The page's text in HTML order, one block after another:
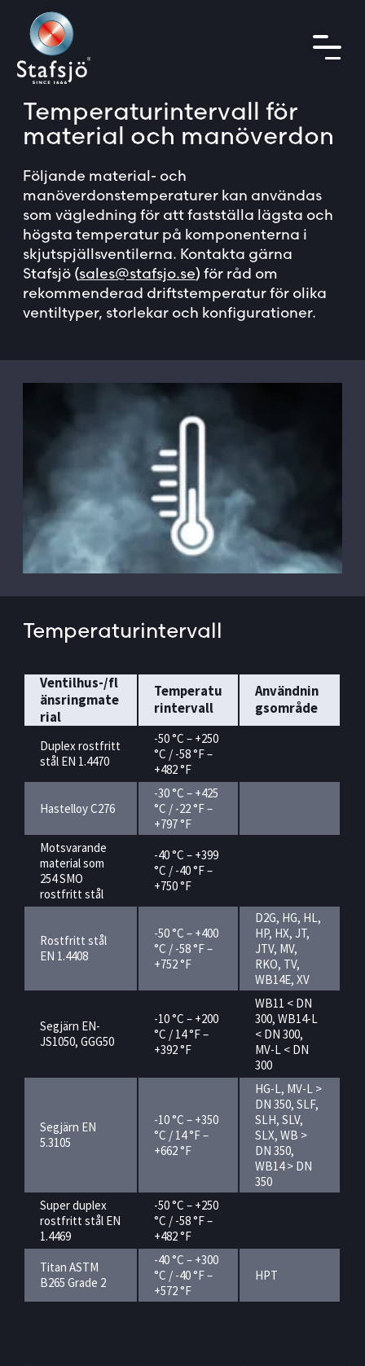
Temperaturintervall för
material och manöverdon
Följande material- och
manöverdonstemperaturer kan användas
som vägledning för att fastställa lägsta och
högsta temperatur på komponenterna i
skjutspjällsventilerna. Kontakta gärna
Stafsjö (sales@stafsjo.se) för råd om
rekommenderad driftstemperatur för olika
ventiltyper, storlekar och konfigurationer.
Temperaturintervall
Ventilhus-/fl
änsringmate
rial
Temperatu
rintervall
Användnin
gsområde
Duplex rostfritt
stål EN 1.4470
-50 °C – +250
°C / -58 °F –
+482 °F
Hastelloy C276
-30 °C – +425
°C / -22 °F –
+797 °F
Motsvarande
material som
254 SMO
rostfritt stål
-40 °C – +399
°C / -40 °F –
+750 °F
Rostfritt stål
EN 1.4408
-50 °C – +400
°C / -58 °F –
+752 °F
D2G, HG, HL,
HP, HX, JT,
JTV, MV,
RKO, TV,
WB14E, XV
Segjärn EN-
JS1050, GGG50
-10 °C – +200
°C / 14 °F –
+392 °F
WB11 < DN
300, WB14-L
< DN 300,
MV-L < DN
300
Segjärn EN
5.3105
-10 °C – +350
°C / 14 °F –
+662 °F
HG-L, MV-L >
DN 350, SLF,
SLH, SLV,
SLX, WB >
DN 350,
WB14 > DN
350
Super duplex
rostfritt stål EN
1.4469
-50 °C – +250
°C / -58 °F –
+482 °F
Titan ASTM
B265 Grade 2
-40 °C – +300
°C / -40 °F –
+572 °F
HPT